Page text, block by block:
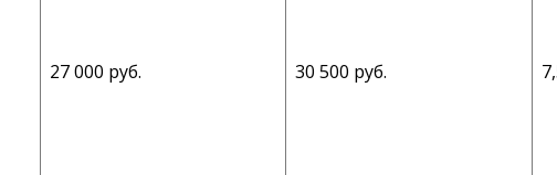
27 000 руб. 30 500 руб.